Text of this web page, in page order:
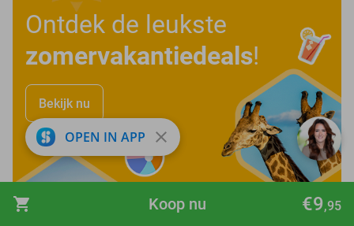
shopping_cart €9,95
Koop nu
Ontdek de leukste
zomervakantiedeals!
Bekijk nu
OPEN IN APP close